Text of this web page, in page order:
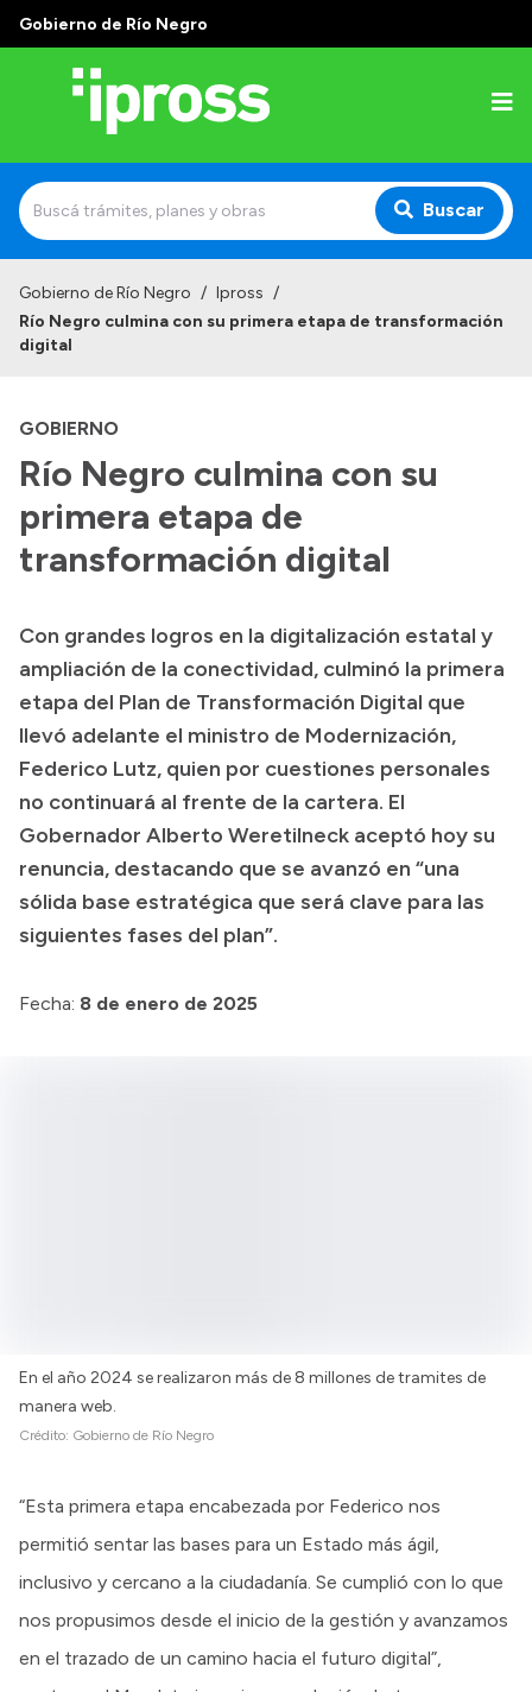
Gobierno de Río Negro
Buscar
Institucional
Autoridades
Delegaciones
Consultorios Propios
Presentación CV
Transparencia
Inversión en Salud
Licitaciones
Consulta de expedientes
Gobierno de Río Negro / Ipross /
Río Negro culmina con su primera etapa de transformación
digital
GOBIERNO
Río Negro culmina con su
primera etapa de
transformación digital
Con grandes logros en la digitalización estatal y
ampliación de la conectividad, culminó la primera
etapa del Plan de Transformación Digital que
llevó adelante el ministro de Modernización,
Federico Lutz, quien por cuestiones personales
no continuará al frente de la cartera. El
Gobernador Alberto Weretilneck aceptó hoy su
renuncia, destacando que se avanzó en “una
sólida base estratégica que será clave para las
siguientes fases del plan”.
Fecha: 8 de enero de 2025
En el año 2024 se realizaron más de 8 millones de tramites de
manera web.
Crédito: Gobierno de Río Negro
“Esta primera etapa encabezada por Federico nos
permitió sentar las bases para un Estado más ágil,
inclusivo y cercano a la ciudadanía. Se cumplió con lo que
nos propusimos desde el inicio de la gestión y avanzamos
en el trazado de un camino hacia el futuro digital”,